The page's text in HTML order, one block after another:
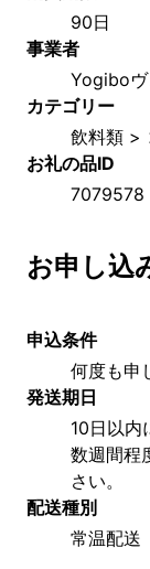
90日
事業者
Yogiboヴ
カテゴリー
飲料類 >
お礼の品ID
7079578
お申し込
申込条件
何度も申
発送期日
10日以内
数週間程
さい。
配送種別
常温配送